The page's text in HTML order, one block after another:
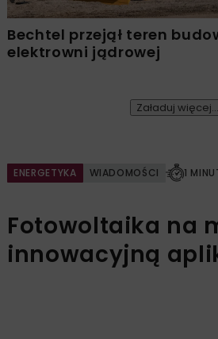
Bechtel przejął teren
elektrowni jądrowej
Załaduj więcej...
ENERGETYKA WIADOMOŚCI 1
Fotowoltaika na
innowacyjną